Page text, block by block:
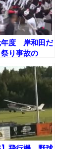
年度 岸和田だ
り事故の